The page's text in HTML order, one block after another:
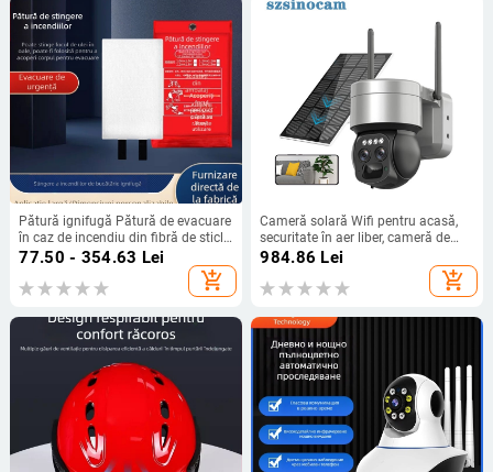
Pătură ignifugă Pătură de evacuare
în caz de incendiu din fibră de sticlă
1,2 m Pătură ignifugă de uz casnic
Producător de pături ignifuge
77.50 - 354.63 Lei
add_shopping_cart
Cameră solară Wifi pentru acasă,
securitate în aer liber, cameră de
supraveghere wireless, telefon
mobil, cameră de înaltă definiție la
distanță
984.86 Lei
add_shopping_cart